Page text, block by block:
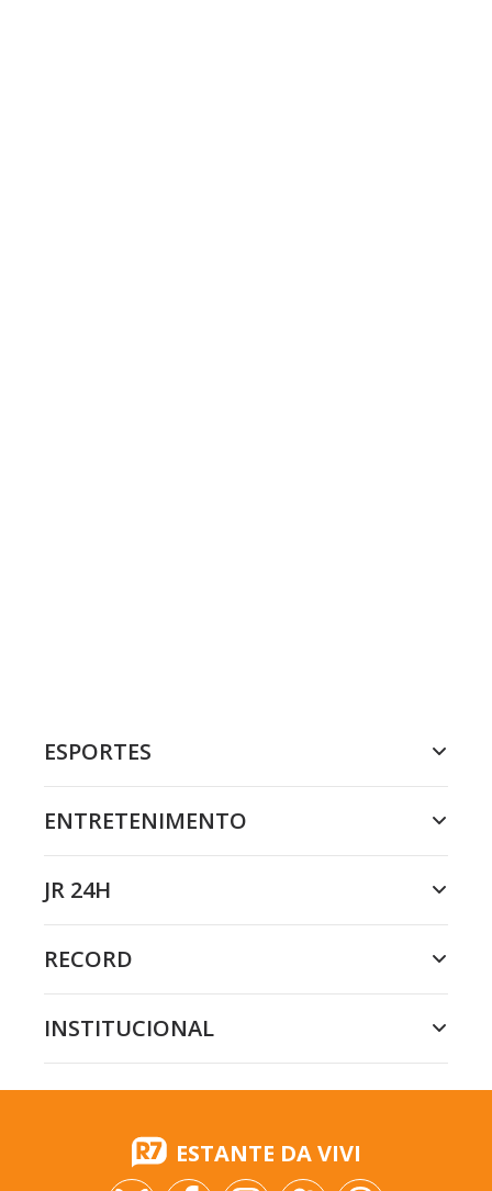
ESPORTES
ENTRETENIMENTO
JR 24H
RECORD
INSTITUCIONAL
ESTANTE DA VIVI